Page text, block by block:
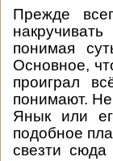
Прежде
понимая
Основное,
проиграл
понимают. Не
Янык или
подобное
свезти